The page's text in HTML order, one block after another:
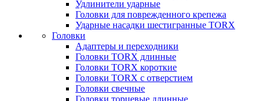
Удлинители ударные
Головки для поврежденного крепежа
Ударные насадки шестигранные TORX
Головки
Адаптеры и переходники
Головки TORX длинные
Головки TORX короткие
Головки TORX с отверстием
Головки свечные
Головки торцевые длинные